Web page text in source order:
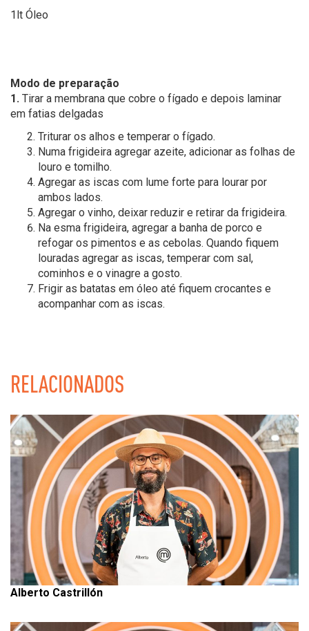
1lt Óleo
Modo de preparação
1. Tirar a membrana que cobre o fígado e depois laminar
em fatias delgadas
Triturar os alhos e temperar o fígado.
Numa frigideira agregar azeite, adicionar as folhas de
louro e tomilho.
Agregar as iscas com lume forte para lourar por
ambos lados.
Agregar o vinho, deixar reduzir e retirar da frigideira.
Na esma frigideira, agregar a banha de porco e
refogar os pimentos e as cebolas. Quando fiquem
louradas agregar as iscas, temperar com sal,
cominhos e o vinagre a gosto.
Frigir as batatas em óleo até fiquem crocantes e
acompanhar com as iscas.
RELACIONADOS
Alberto Castrillón